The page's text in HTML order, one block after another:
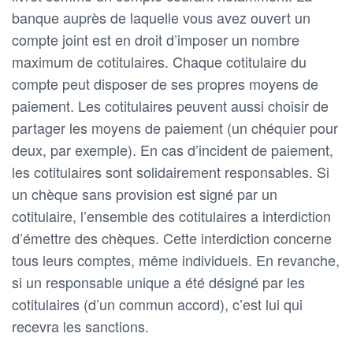
banque auprès de laquelle vous avez ouvert un
compte joint est en droit d’imposer un nombre
maximum de cotitulaires. Chaque cotitulaire du
compte peut disposer de ses propres moyens de
paiement. Les cotitulaires peuvent aussi choisir de
partager les moyens de paiement (un chéquier pour
deux, par exemple). En cas d’incident de paiement,
les cotitulaires sont solidairement responsables. Si
un chèque sans provision est signé par un
cotitulaire, l’ensemble des cotitulaires a interdiction
d’émettre des chèques. Cette interdiction concerne
tous leurs comptes, même individuels. En revanche,
si un responsable unique a été désigné par les
cotitulaires (d’un commun accord), c’est lui qui
recevra les sanctions.